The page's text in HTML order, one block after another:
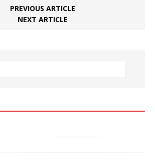
PREVIOUS ARTICLE
NEXT ARTICLE